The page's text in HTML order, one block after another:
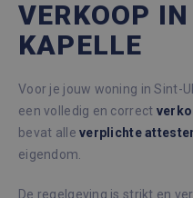
VERKOOP
KAPELLE
Voor je jouw woning in Sint-
een volledig en correct
bevat alleverplichte
eigendom.
De regelgeving is strikt en